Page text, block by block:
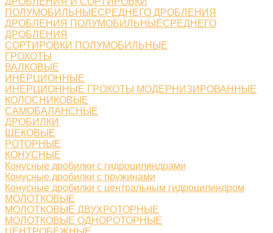
ПОЛУМОБИЛЬНЫЕСРЕДНЕГО ДРОБЛЕНИЯ
ДРОБЛЕНИЯ ПОЛУМОБИЛЬНЫЕСРЕДНЕГО
ДРОБЛЕНИЯ
СОРТИРОВКИ ПОЛУМОБИЛЬНЫЕ
ГРОХОТЫ
ВАЛКОВЫЕ
ИНЕРЦИОННЫЕ
ИНЕРЦИОННЫЕ ГРОХОТЫ МОДЕРНИЗИРОВАННЫЕ
КОЛОСНИКОВЫЕ
САМОБАЛАНСНЫЕ
ДРОБИЛКИ
ЩЕКОВЫЕ
РОТОРНЫЕ
КОНУСНЫЕ
Конусные дробилки с гидроцилиндрами
Конусные дробилки с пружинами
Конусные дробилки с центральным гидроцилиндром
МОЛОТКОВЫЕ
МОЛОТКОВЫЕ ДВУХРОТОРНЫЕ
МОЛОТКОВЫЕ ОДНОРОТОРНЫЕ